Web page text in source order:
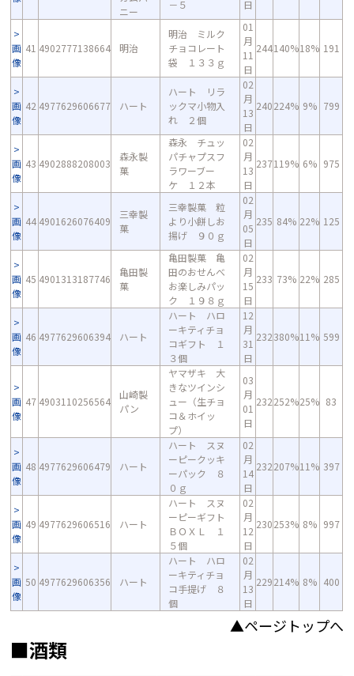
ニー
－５
日
画
像
41 4902777138664 明治
明治 ミルク
チョコレート
袋 １３３ｇ
01
月
11
日
244140%18% 191
画
像
42 4977629606677 ハート
ハート リラ
ックマ小物入
れ ２個
02
月
13
日
240224% 9% 799
画
像
43 4902888208003
森永製
菓
森永 チュッ
パチャプスフ
ラワーブー
ケ １２本
02
月
13
日
237119% 6% 975
画
像
44 4901626076409
三幸製
菓
三幸製菓 粒
より小餅しお
揚げ ９０ｇ
02
月
05
日
235 84% 22% 125
画
像
45 4901313187746
亀田製
菓
亀田製菓 亀
田のおせんべ
お楽しみパッ
ク １９８ｇ
02
月
15
日
233 73% 22% 285
画
像
46 4977629606394 ハート
ハート ハロ
ーキティチョ
コギフト １
３個
12
月
31
日
232380%11% 599
画
像
47 4903110256564
山崎製
パン
ヤマザキ 大
きなツインシ
ュー（生チョ
コ＆ホイッ
プ）
03
月
01
日
232252%25% 83
画
像
48 4977629606479 ハート
ハート スヌ
ーピークッキ
ーパック ８
０ｇ
02
月
14
日
232207%11% 397
画
像
49 4977629606516 ハート
ハート スヌ
ーピーギフト
ＢＯＸＬ １
５個
02
月
12
日
230253% 8% 997
画
像
50 4977629606356 ハート
ハート ハロ
ーキティチョ
コ手提げ ８
個
02
月
13
日
229214% 8% 400
▲ページトップへ
■酒類